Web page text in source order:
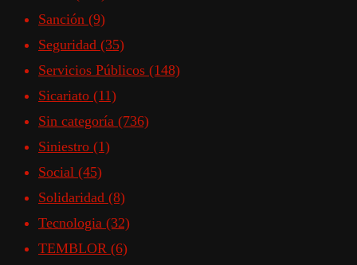
Sanción (9)
Seguridad (35)
Servicios Públicos (148)
Sicariato (11)
Sin categoría (736)
Siniestro (1)
Social (45)
Solidaridad (8)
Tecnologia (32)
TEMBLOR (6)